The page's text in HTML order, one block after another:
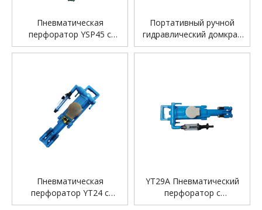
Пневматическая
перфоратор YSP45 с
воздушной опорой
Портативный ручной
гидравлический домкрат
BH26 перфоратор
Пневматическая
перфоратор YT24 с
воздушной опорой
YT29A Пневматический
перфоратор с
пневматической опорой